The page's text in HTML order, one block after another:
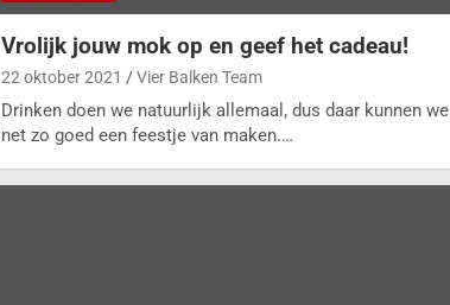
Vrolijk jouw mok op en geef het cadeau!
22 oktober 2021 Vier Balken Team
Drinken doen we natuurlijk allemaal, dus daar kunnen we
net zo goed een feestje van maken.…